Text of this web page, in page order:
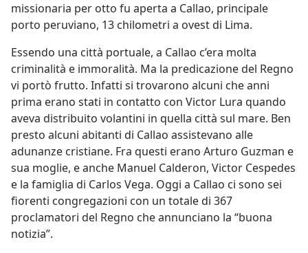
missionaria per otto fu aperta a Callao, principale
porto peruviano, 13 chilometri a ovest di Lima.
Essendo una città portuale, a Callao c’era molta
criminalità e immoralità. Ma la predicazione del Regno
vi portò frutto. Infatti si trovarono alcuni che anni
prima erano stati in contatto con Victor Lura quando
aveva distribuito volantini in quella città sul mare. Ben
presto alcuni abitanti di Callao assistevano alle
adunanze cristiane. Fra questi erano Arturo Guzman e
sua moglie, e anche Manuel Calderon, Victor Cespedes
e la famiglia di Carlos Vega. Oggi a Callao ci sono sei
fiorenti congregazioni con un totale di 367
proclamatori del Regno che annunciano la “buona
notizia”.